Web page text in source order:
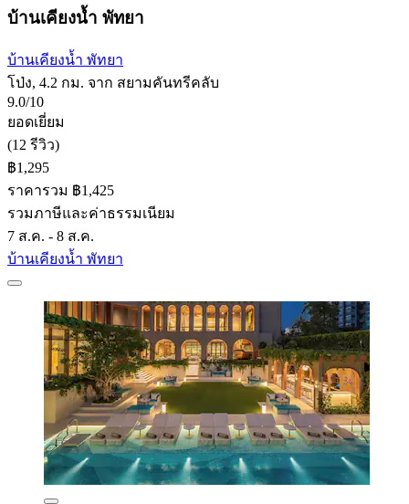
บ้านเคียงน้ำ พัทยา
บ้านเคียงน้ำ พัทยา
โป่ง, 4.2 กม. จาก สยามคันทรีคลับ
9.0/10
ยอดเยี่ยม
(12 รีวิว)
฿1,295
ราคารวม ฿1,425
รวมภาษีและค่าธรรมเนียม
7 ส.ค. - 8 ส.ค.
บ้านเคียงน้ำ พัทยา